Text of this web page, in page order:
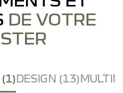
DE VOTRE
DESIGN (13)